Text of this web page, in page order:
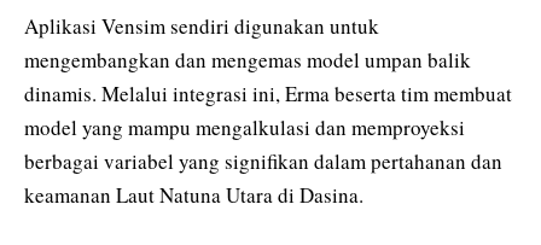
Aplikasi Vensim sendiri digunakan untuk
mengembangkan dan mengemas model umpan balik
dinamis. Melalui integrasi ini, Erma beserta tim membuat
model yang mampu mengalkulasi dan memproyeksi
berbagai variabel yang signifikan dalam pertahanan dan
keamanan Laut Natuna Utara di Dasina.